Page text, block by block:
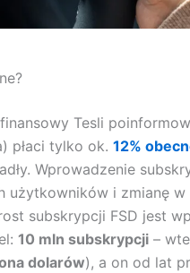
Tesli
płaci tylko ok. 12%
Wprowadzenie
użytkowników i zmianę w
subskrypcji FSD jest
10 mln subskrypcji –
dolarów), a on od lat